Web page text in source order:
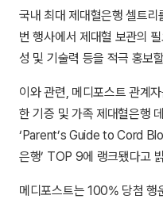
국내 최대 제대혈은행 셀트리
번 행사에서 제대혈 보관의
성 및 기술력 등을 적극 홍보
이와 관련, 메디포스트 관계
한 기증 및 가족 제대혈은행
‘Parent’s Guide to Cord
은행’ TOP 9에 랭크됐다고
메디포스트는 100% 당첨 행